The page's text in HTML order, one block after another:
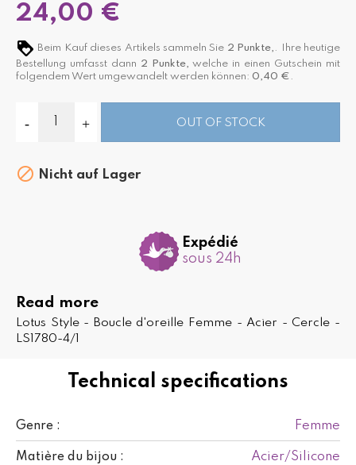
Technical specifications
Genre : Femme
Matière du bijou : Acier/Silicone
24,00 €
Beim Kauf dieses Artikels sammeln Sie 2 Punkte, . Ihre heutige
Bestellung umfasst dann 2 Punkte, welche in einen Gutschein mit
folgendem Wert umgewandelt werden können: 0,40 € .
OUT OF STOCK
 Nicht auf Lager
Expédié
sous 24h
Read more
Lotus Style - Boucle d'oreille Femme - Acier - Cercle -
LS1780-4/1